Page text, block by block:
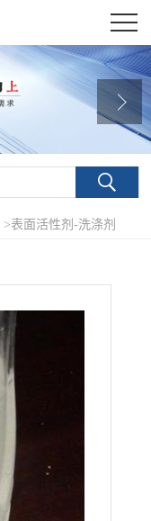
>表面活性剂-洗涤剂